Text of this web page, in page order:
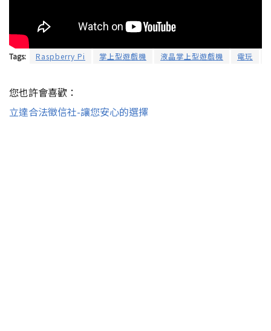
Tags: Raspberry Pi 掌上型遊戲機 液晶掌上型遊戲機 電玩
您也許會喜歡：
立達合法徵信社-讓您安心的選擇